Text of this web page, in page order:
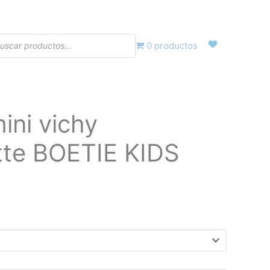
0 productos
vichy
BOETIE KIDS